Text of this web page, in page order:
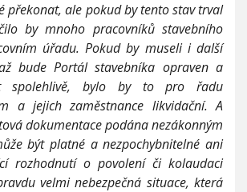
překonat, ale pokud by tento stav trval
by mnoho pracovníků stavebního
úřadu. Pokud by museli i další
bude Portál stavebníka opraven a
spolehlivě, bylo by to pro řadu
a jejich zaměstnance likvidační. A
dokumentace podána nezákonným
být platné a nezpochybnitelné ani
rozhodnutí o povolení či kolaudaci
velmi nebezpečná situace, která